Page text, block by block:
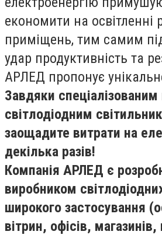
економити на освітленні
приміщень, тим самим
удар продуктивність та
АРЛЕД пропонує
Завдяки
світлодіодним
заощадите витрати на
декілька разів!
Компанія АРЛЕД є
виробником
широкого застосування
вітрин, офісів,